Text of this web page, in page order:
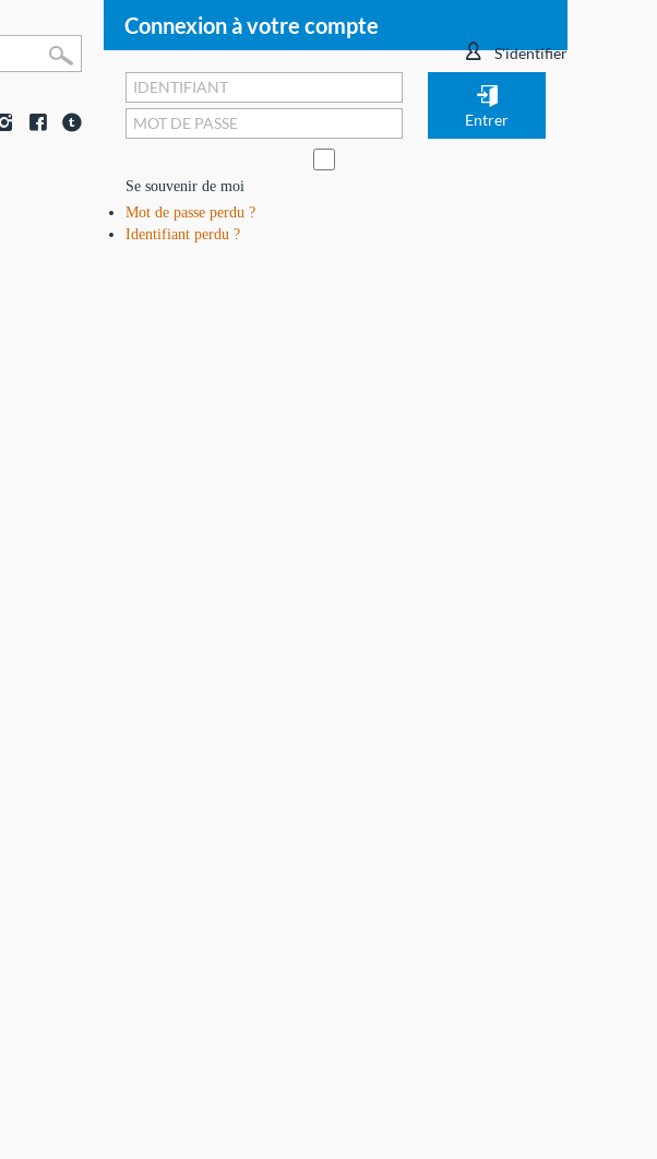
S'identifier
Connexion à votre compte
Se souvenir de moi
Mot de passe perdu ?
Identifiant perdu ?